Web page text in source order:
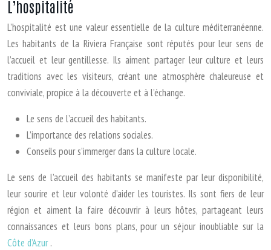
L’hospitalité
L’hospitalité est une valeur essentielle de la culture méditerranéenne.
Les habitants de la Riviera Française sont réputés pour leur sens de
l’accueil et leur gentillesse. Ils aiment partager leur culture et leurs
traditions avec les visiteurs, créant une atmosphère chaleureuse et
conviviale, propice à la découverte et à l’échange.
Le sens de l’accueil des habitants.
L’importance des relations sociales.
Conseils pour s’immerger dans la culture locale.
Le sens de l’accueil des habitants se manifeste par leur disponibilité,
leur sourire et leur volonté d’aider les touristes. Ils sont fiers de leur
région et aiment la faire découvrir à leurs hôtes, partageant leurs
connaissances et leurs bons plans, pour un séjour inoubliable sur la
Côte d’Azur.